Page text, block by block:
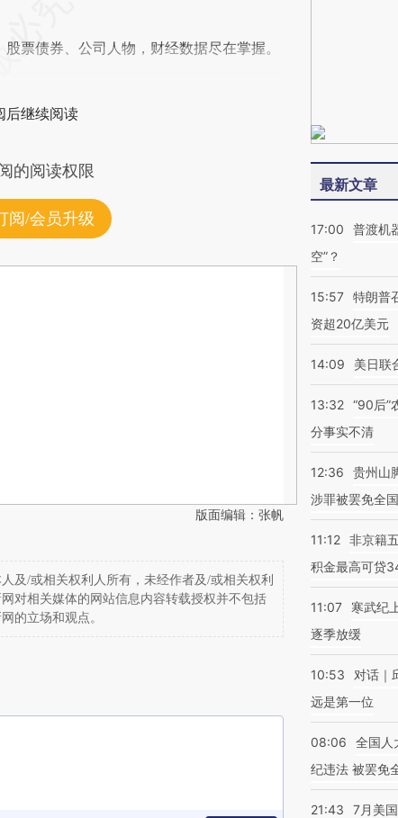
股票债券、公司人物，财经数据尽在掌握。
后继续阅读
的阅读权限
阅/会员升级
版面编辑：张帆
及/或相关权利人所有，未经作者及/或相关权利
对相关媒体的网站信息内容转载授权并不包括
的立场和观点。
最新文章
17:00
普渡机
空”？
15:57 特朗普
资超20亿美元
14:09 美日联
13:32 “90后”
分事实不清
12:36
贵州山
涉罪被罢免全
11:12 非京籍
积金最高可贷
11:07
寒武纪
逐季放缓
10:53
对话｜
远是第一位
08:06
全国人
纪违法 被罢免
21:43
7月美